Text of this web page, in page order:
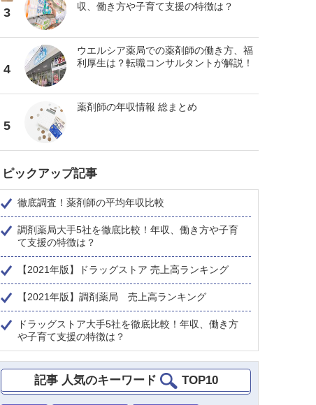
3
収、働き方や子育て支援の特徴は？
4
ウエルシア薬局での薬剤師の働き方、福
利厚生は？転職コンサルタントが解説！
5
薬剤師の年収情報 総まとめ
ピックアップ記事
徹底調査！薬剤師の平均年収比較
調剤薬局大手5社を徹底比較！年収、働き方や子育
て支援の特徴は？
【2021年版】ドラッグストア 売上高ランキング
【2021年版】調剤薬局 売上高ランキング
ドラッグストア大手5社を徹底比較！年収、働き方
や子育て支援の特徴は？
記事 人気のキーワード TOP10